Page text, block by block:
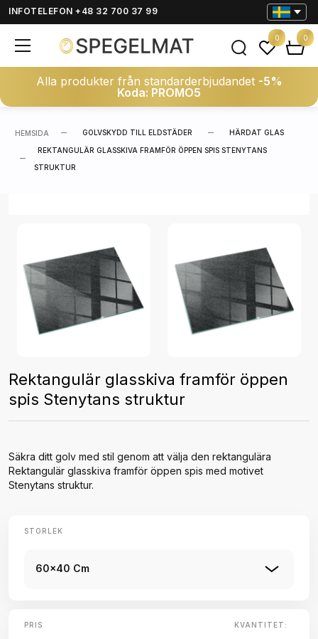
INFOTELEFON +48 32 700 37 99
Alla produkter från standarderbjudandet -5%
Koda: PROMO5
0 0
HEMSIDA GOLVSKYDD TILL ELDSTÄDER HÄRDAT GLAS
REKTANGULÄR GLASSKIVA FRAMFÖR ÖPPEN SPIS STENYTANS
STRUKTUR
Rektangulär glasskiva framför öppen
spis Stenytans struktur
Säkra ditt golv med stil genom att välja den rektangulära
Rektangulär glasskiva framför öppen spis med motivet
Stenytans struktur.
STORLEK
60x40 Cm
PRIS KVANTITET: